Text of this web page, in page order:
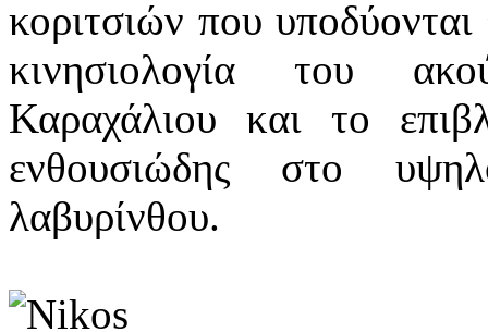
κοριτσιών που
κινησιολογία του
Καραχάλιου και το
ενθουσιώδης στο
λαβυρίνθου.